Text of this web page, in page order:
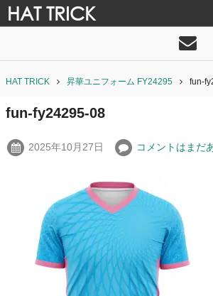
HAT TRICK
HAT TRICK 昇華ユニフォーム FY24295 fun-
fun-fy24295-08
2025年10月27日 コメントはまだ